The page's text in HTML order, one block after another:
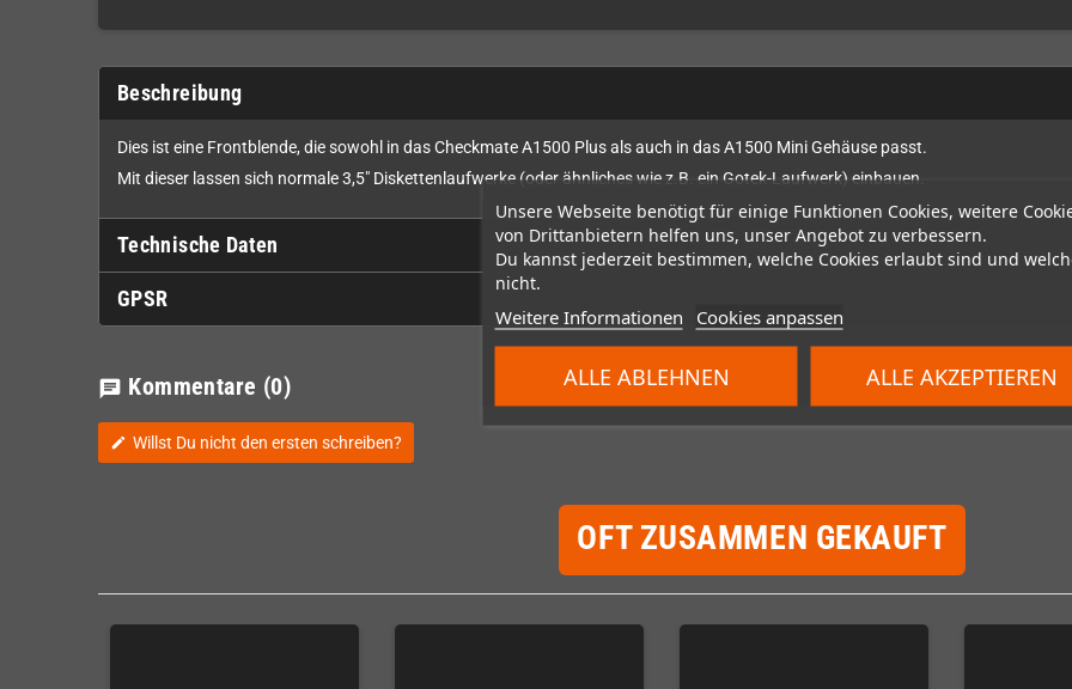
Unsere Webseite benötigt für einige Funktionen Cookies, weitere
von Drittanbietern helfen uns, unser Angebot zu verbessern.
Du kannst jederzeit bestimmen, welche Cookies erlaubt sind und
nicht.
Weitere Informationen Cookies anpassen
ALLE ABLEHNEN ALLE AKZEPTIEREN
Beschreibung
Dies ist eine Frontblende, die sowohl in das Checkmate A1500 Plus als auch in das A1500 Mini Gehäuse passt.
Mit dieser lassen sich normale 3,5" Diskettenlaufwerke (oder ähnliches wie z.B. ein Gotek-Laufwerk) einbauen.
Technische Daten
GPSR
chat Kommentare (0)
edit Willst Du nicht den ersten schreiben?
OFT ZUSAMMEN GEKAUFT